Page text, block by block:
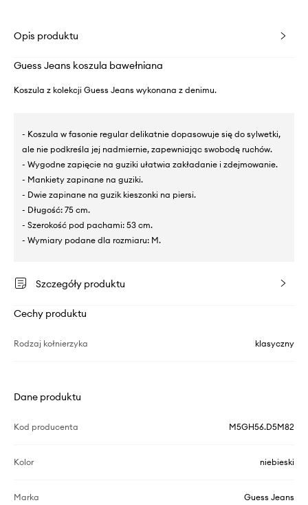
Opis produktu
Guess Jeans koszula bawełniana
Koszula z kolekcji Guess Jeans wykonana z denimu.
- Koszula w fasonie regular delikatnie dopasowuje się do sylwetki,
ale nie podkreśla jej nadmiernie, zapewniając swobodę ruchów.
- Wygodne zapięcie na guziki ułatwia zakładanie i zdejmowanie.
- Mankiety zapinane na guziki.
- Dwie zapinane na guzik kieszonki na piersi.
- Długość: 75 cm.
- Szerokość pod pachami: 53 cm.
- Wymiary podane dla rozmiaru: M.
Szczegóły produktu
Cechy produktu
Rodzaj kołnierzyka klasyczny
Dane produktu
Kod producenta M5GH56.D5M82
Kolor niebieski
Marka Guess Jeans